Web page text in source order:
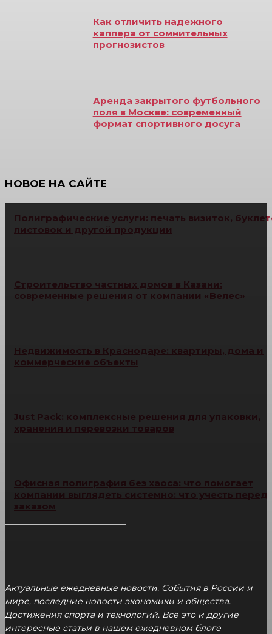
Как отличить надежного
каппера от сомнительных
прогнозистов
Аренда закрытого футбольного
поля в Москве: современный
формат спортивного досуга
НОВОЕ НА САЙТЕ
Полиграфические услуги: печать визиток,
листовок и другой продукции
Строительство частных домов в Казани:
современные решения от компании «Велес»
Недвижимость в Краснодаре: квартиры, дома и
коммерческие объекты
Just Pack: комплексные решения для упаковки,
хранения и перевозки товаров
Офисная полиграфия без хаоса: что помогает
компании выглядеть системно: что учесть перед
заказом
Актуальные ежедневные новости. События в России и
мире, последние новости экономики и общества.
Достижения спорта и технологий. Все это и другие
интересные статьи в нашем ежедневном блоге